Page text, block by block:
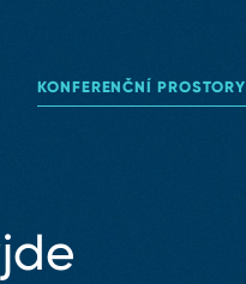
KONFERENČNÍ PROSTORY